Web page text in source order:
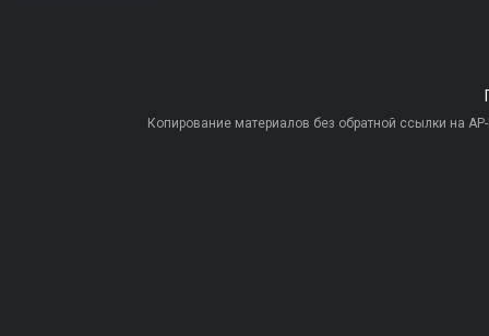
Копирование материалов без обратной ссылки на